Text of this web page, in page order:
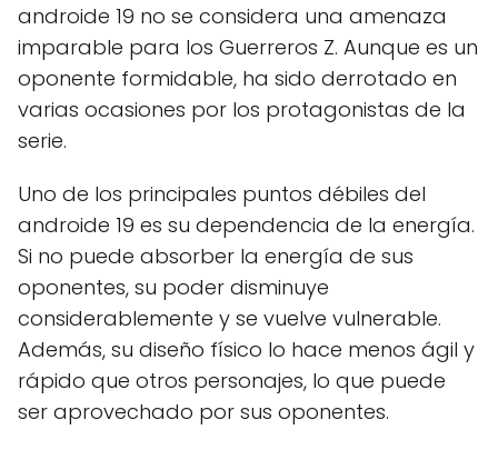
androide 19 no se considera una amenaza
imparable para los Guerreros Z. Aunque es un
oponente formidable, ha sido derrotado en
varias ocasiones por los protagonistas de la
serie.
Uno de los principales puntos débiles del
androide 19 es su dependencia de la energía.
Si no puede absorber la energía de sus
oponentes, su poder disminuye
considerablemente y se vuelve vulnerable.
Además, su diseño físico lo hace menos ágil y
rápido que otros personajes, lo que puede
ser aprovechado por sus oponentes.